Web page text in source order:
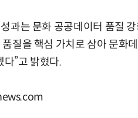
과는 문화 공공데이터 품질
질을 핵심 가치로 삼아 문화
”고 밝혔다.